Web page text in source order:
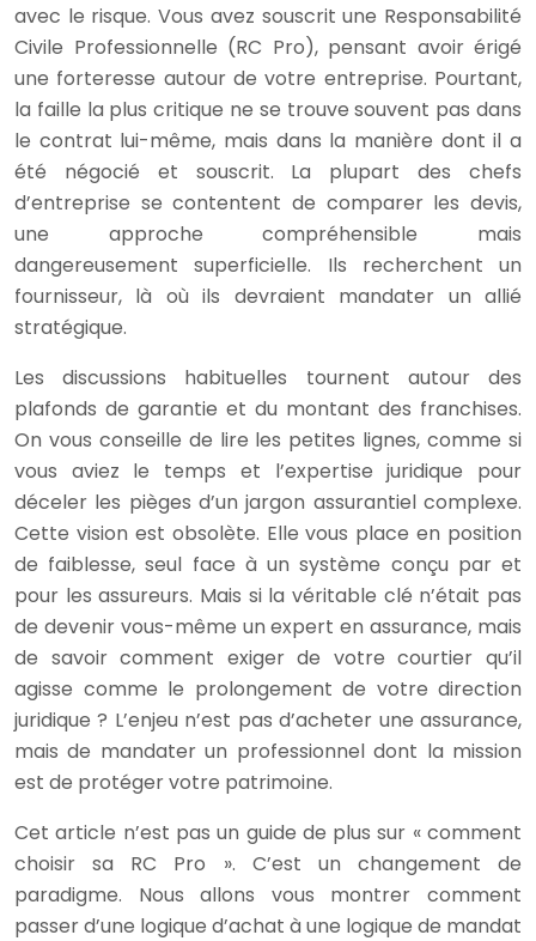
avec le risque. Vous avez souscrit une Responsabilité
Civile Professionnelle (RC Pro), pensant avoir érigé
une forteresse autour de votre entreprise. Pourtant,
la faille la plus critique ne se trouve souvent pas dans
le contrat lui-même, mais dans la manière dont il a
été négocié et souscrit. La plupart des chefs
d’entreprise se contentent de comparer les devis,
une approche compréhensible mais
dangereusement superficielle. Ils recherchent un
fournisseur, là où ils devraient mandater un allié
stratégique.
Les discussions habituelles tournent autour des
plafonds de garantie et du montant des franchises.
On vous conseille de lire les petites lignes, comme si
vous aviez le temps et l’expertise juridique pour
déceler les pièges d’un jargon assurantiel complexe.
Cette vision est obsolète. Elle vous place en position
de faiblesse, seul face à un système conçu par et
pour les assureurs. Mais si la véritable clé n’était pas
de devenir vous-même un expert en assurance, mais
de savoir comment exiger de votre courtier qu’il
agisse comme le prolongement de votre direction
juridique ? L’enjeu n’est pas d’acheter une assurance,
mais de mandater un professionnel dont la mission
est de protéger votre patrimoine.
Cet article n’est pas un guide de plus sur « comment
choisir sa RC Pro ». C’est un changement de
paradigme. Nous allons vous montrer comment
passer d’une logique d’achat à une logique de mandat